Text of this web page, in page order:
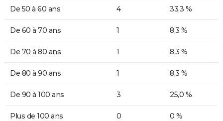
De 50 à 60 ans 4 33,3 %
De 60 à 70 ans 1 8,3 %
De 70 à 80 ans 1 8,3 %
De 80 à 90 ans 1 8,3 %
De 90 à 100 ans 3 25,0 %
Plus de 100 ans 0 0 %